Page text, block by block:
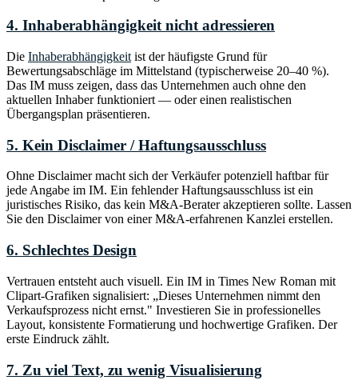
4. Inhaberabhängigkeit nicht adressieren
Die Inhaberabhängigkeit ist der häufigste Grund für
Bewertungsabschläge im Mittelstand (typischerweise 20–40 %).
Das IM muss zeigen, dass das Unternehmen auch ohne den
aktuellen Inhaber funktioniert — oder einen realistischen
Übergangsplan präsentieren.
5. Kein Disclaimer / Haftungsausschluss
Ohne Disclaimer macht sich der Verkäufer potenziell haftbar für
jede Angabe im IM. Ein fehlender Haftungsausschluss ist ein
juristisches Risiko, das kein M&A-Berater akzeptieren sollte. Lassen
Sie den Disclaimer von einer M&A-erfahrenen Kanzlei erstellen.
6. Schlechtes Design
Vertrauen entsteht auch visuell. Ein IM in Times New Roman mit
Clipart-Grafiken signalisiert: „Dieses Unternehmen nimmt den
Verkaufsprozess nicht ernst." Investieren Sie in professionelles
Layout, konsistente Formatierung und hochwertige Grafiken. Der
erste Eindruck zählt.
7. Zu viel Text, zu wenig Visualisierung